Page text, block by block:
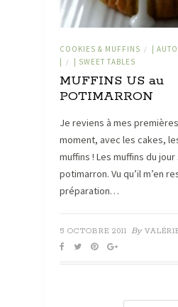
COOKIES & MUFFINS /
|
/ | SWEET TABLES
MUFFINS US au
POTIMARRON
Je reviens à mes
moment, avec les cakes,
muffins ! Les muffins du
potimarron. Vu qu’il m’en
préparation…
5 OCTOBRE 2011 By